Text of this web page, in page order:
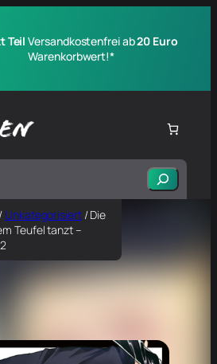
Teil Versandkostenfrei ab20 Euro
Warenkorbwert!*
Suchen
Unkategorisiert/ Die
Teufel tanzt –